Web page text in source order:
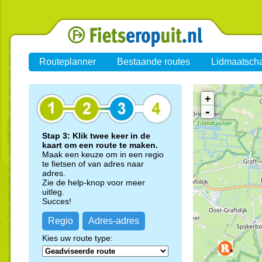
Routeplanner Bestaande routes
Stap 3: Klik twee keer in de
kaart om een route te maken.
Maak een keuze om in een regio
te fietsen of van adres naar
adres.
Zie de help-knop voor meer
uitleg.
Succes!
Regio Adres-adres
Kies uw route type:
+
-